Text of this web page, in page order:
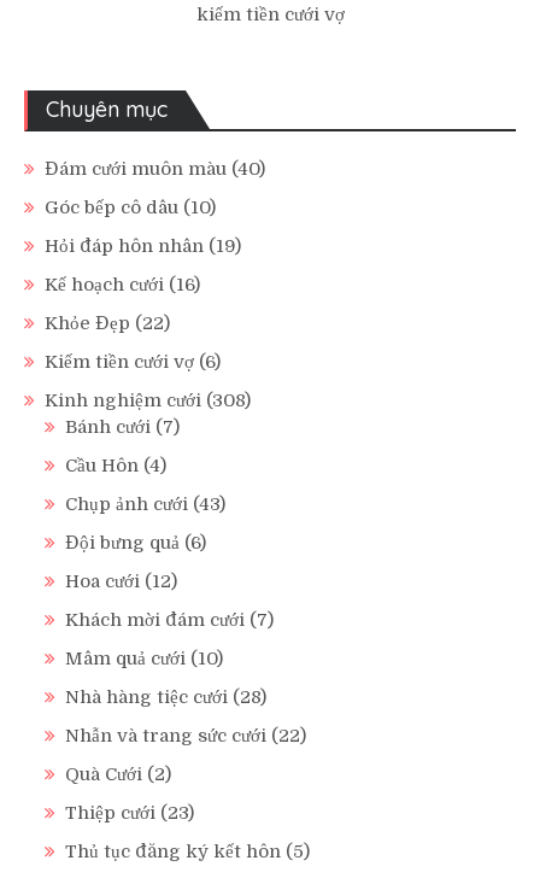
kiếm tiền cưới vợ
Chuyên mục
Đám cưới muôn màu (40)
Góc bếp cô dâu (10)
Hỏi đáp hôn nhân (19)
Kế hoạch cưới (16)
Khỏe Đẹp (22)
Kiếm tiền cưới vợ (6)
Kinh nghiệm cưới (308)
Bánh cưới (7)
Cầu Hôn (4)
Chụp ảnh cưới (43)
Đội bưng quả (6)
Hoa cưới (12)
Khách mời đám cưới (7)
Mâm quả cưới (10)
Nhà hàng tiệc cưới (28)
Nhẫn và trang sức cưới (22)
Quà Cưới (2)
Thiệp cưới (23)
Thủ tục đăng ký kết hôn (5)